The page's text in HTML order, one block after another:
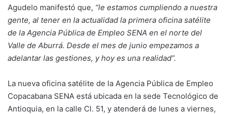
Agudelo manifestó que, “le estamos cumpliendo a nuestra
gente, al tener en la actualidad la primera oficina satélite
de la Agencia Pública de Empleo SENA en el norte del
Valle de Aburrá. Desde el mes de junio empezamos a
adelantar las gestiones, y hoy es una realidad”.
La nueva oficina satélite de la Agencia Pública de Empleo
Copacabana SENA está ubicada en la sede Tecnológico de
Antioquia, en la calle Cl. 51, y atenderá de lunes a viernes,